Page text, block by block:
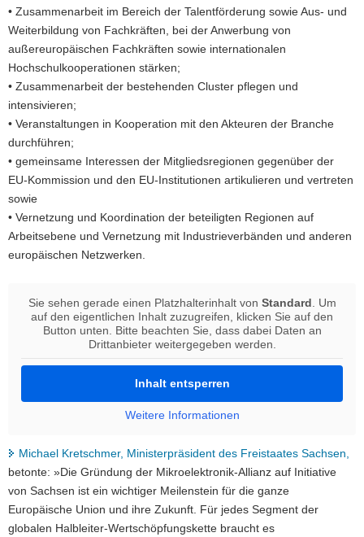
• Zusammenarbeit im Bereich der Talentförderung sowie Aus- und
Weiterbildung von Fachkräften, bei der Anwerbung von
außereuropäischen Fachkräften sowie internationalen
Hochschulkooperationen stärken;
• Zusammenarbeit der bestehenden Cluster pflegen und
intensivieren;
• Veranstaltungen in Kooperation mit den Akteuren der Branche
durchführen;
• gemeinsame Interessen der Mitgliedsregionen gegenüber der
EU-Kommission und den EU-Institutionen artikulieren und vertreten
sowie
• Vernetzung und Koordination der beteiligten Regionen auf
Arbeitsebene und Vernetzung mit Industrieverbänden und anderen
europäischen Netzwerken.
Sie sehen gerade einen Platzhalterinhalt von Standard . Um
auf den eigentlichen Inhalt zuzugreifen, klicken Sie auf den
Button unten. Bitte beachten Sie, dass dabei Daten an
Drittanbieter weitergegeben werden.
Inhalt entsperren
Weitere Informationen
Michael Kretschmer, Ministerpräsident des Freistaates Sachsen,
betonte: »Die Gründung der Mikroelektronik-Allianz auf Initiative
von Sachsen ist ein wichtiger Meilenstein für die ganze
Europäische Union und ihre Zukunft. Für jedes Segment der
globalen Halbleiter-Wertschöpfungskette braucht es